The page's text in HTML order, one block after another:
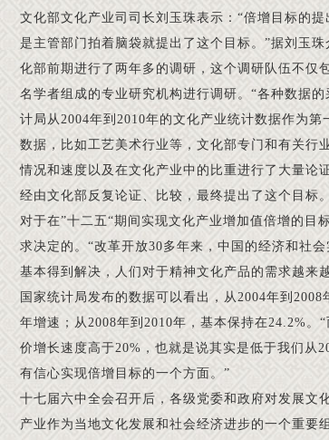
文化部文化产业司司长刘玉珠表示：“倍增目标的
是主管部门拍着脑袋就提出了这个目标。”据刘玉
化部前期进行了两年多的调研，这个调研队伍不仅
名学者组成的专业研究机构进行调研。“各种数据
计局从2004年到2010年的文化产业统计数据作为
数据，比如工艺美术行业等，文化部专门和有关行
情况和速度以及在文化产业中的比重进行了大量论
经由文化部反复论证、比较，最终提出了这个目标
对于在”十二五“期间实现文化产业增加值倍增的目
求决定的。“改革开放30多年来，中国的经济和社
基本得到解决，人们对于精神文化产品的需求越来
国家统计局发布的数据可以看出，从2004年到
年增速；从2008年到2010年，基本保持在24.2%。
价增长速度高于20%，也就是说其实是低于我们从
有信心实现倍增目标的一个方面。”
十七届六中全会召开后，各级党委和政府对发展文
产业作为当地文化发展和社会经济进步的一个重要